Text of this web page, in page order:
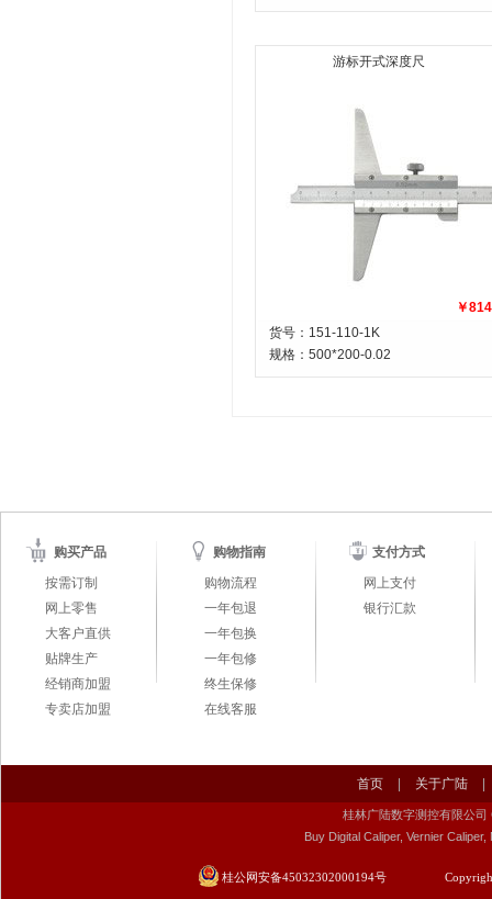
游标开式深度尺
￥814
货号：151-110-1K
规格： 500*200-0.02
购买产品
按需订制
网上零售
大客户直供
贴牌生产
经销商加盟
专卖店加盟
购物指南
购物流程
一年包退
一年包换
一年包修
终生保修
在线客服
支付方式
网上支付
银行汇款
首页 关于广陆
桂林广陆数字测控有限公司
Buy Digital Caliper, Vernier
桂公网安备45032302000194号